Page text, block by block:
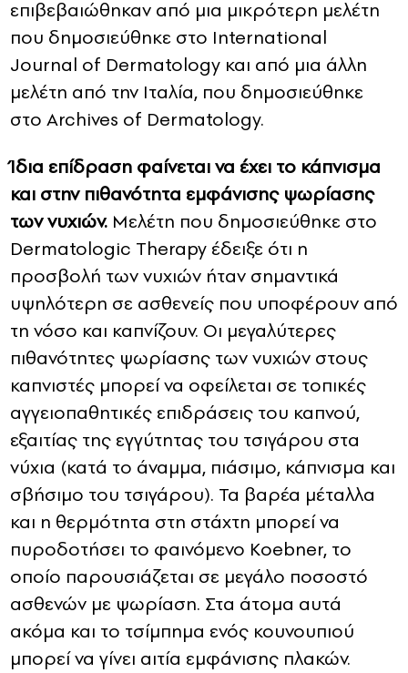
επιβεβαιώθηκαν από μια μικρότερη μελέτη
που δημοσιεύθηκε στο International
Journal of Dermatology και από μια άλλη
μελέτη από την Ιταλία, που δημοσιεύθηκε
στο Archives of Dermatology.
Ίδια επίδραση φαίνεται να έχει το κάπνισμα
και στην πιθανότητα εμφάνισης ψωρίασης
των νυχιών. Μελέτη που δημοσιεύθηκε στο
Dermatologic Therapy έδειξε ότι η
προσβολή των νυχιών ήταν σημαντικά
υψηλότερη σε ασθενείς που υποφέρουν από
τη νόσο και καπνίζουν. Οι μεγαλύτερες
πιθανότητες ψωρίασης των νυχιών στους
καπνιστές μπορεί να οφείλεται σε τοπικές
αγγειοπαθητικές επιδράσεις του καπνού,
εξαιτίας της εγγύτητας του τσιγάρου στα
νύχια (κατά το άναμμα, πιάσιμο, κάπνισμα και
σβήσιμο του τσιγάρου). Τα βαρέα μέταλλα
και η θερμότητα στη στάχτη μπορεί να
πυροδοτήσει το φαινόμενο Koebner, το
οποίο παρουσιάζεται σε μεγάλο ποσοστό
ασθενών με ψωρίαση. Στα άτομα αυτά
ακόμα και το τσίμπημα ενός κουνουπιού
μπορεί να γίνει αιτία εμφάνισης πλακών.